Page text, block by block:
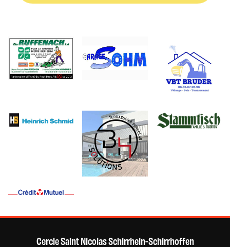
Cercle Saint Nicolas Schirrhein-Schirrhoffen